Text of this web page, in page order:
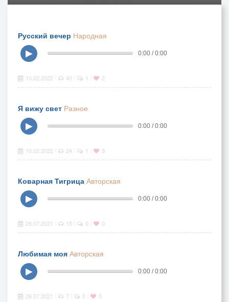
Русский вечер Народная
▶
0:00 / 0:00
10.02.2022 40 1 2
Я вижу свет Разное
▶
0:00 / 0:00
10.02.2022 24 1 3
Коварная Тигрица Авторская
▶
0:00 / 0:00
28.07.2021 15 0 0
Любимая моя Авторская
▶
0:00 / 0:00
26.07.2021 7 0 0